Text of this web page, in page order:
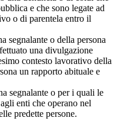
e che sono legate ad
o di parentela entro il
segnalante o della persona
una divulgazione
contesto lavorativo della
un rapporto abituale e
segnalante o per i quali le
enti che operano nel
predette persone.